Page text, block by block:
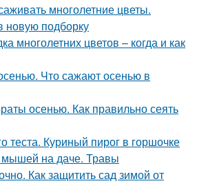
многолетние цветы.
новую подборку
многолетних цветов – когда и как
Что сажают осенью в
осенью. Как правильно сеять
теста. Куриный пирог в горшочке
мышей на даче. Травы
Как защитить сад зимой от